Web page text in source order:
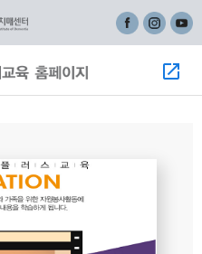
페이스북인스타그
유튜